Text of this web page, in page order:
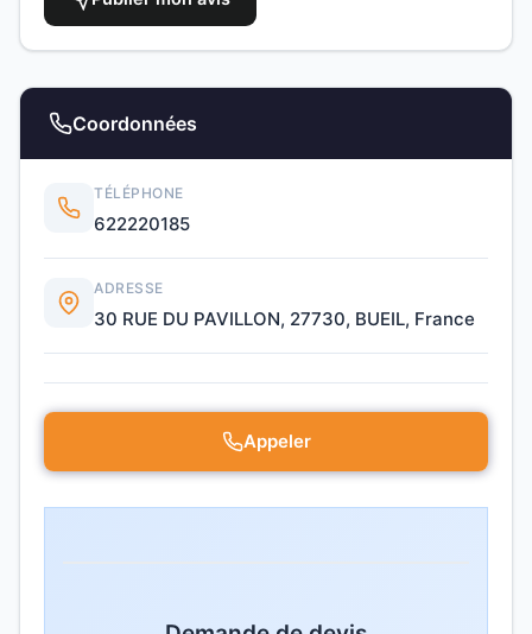
Coordonnées
TÉLÉPHONE
622220185
ADRESSE
30 RUE DU PAVILLON, 27730, BUEIL, France
Appeler